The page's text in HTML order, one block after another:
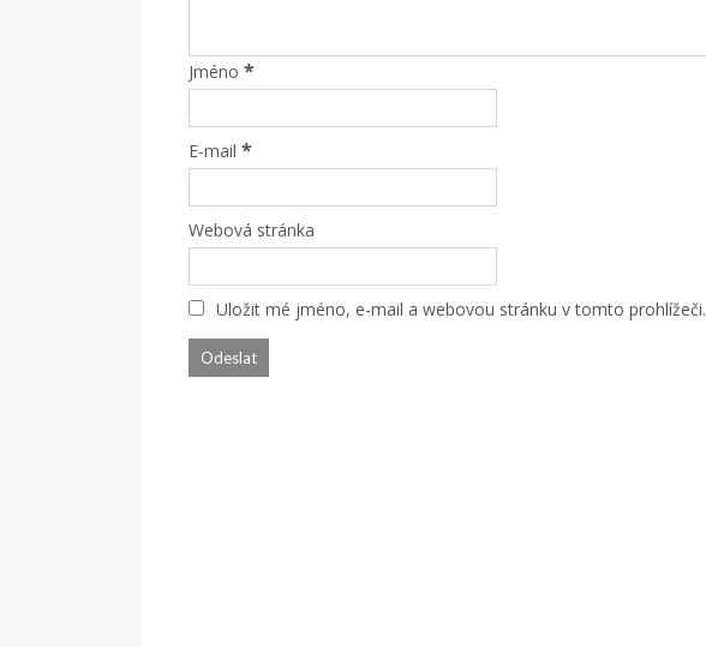
Jméno *
E-mail *
Webová stránka
Uložit mé jméno, e-mail a webovou stránku v tomto prohlížeči.